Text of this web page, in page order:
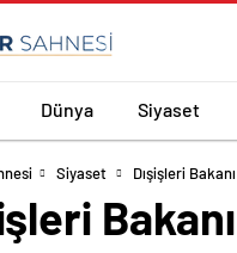
Dünya Siyaset
Siyaset Dışişleri